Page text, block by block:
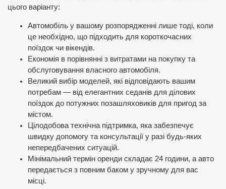
цього варіанту:
Автомобіль у вашому розпорядженні лише тоді, коли
це необхідно, що підходить для короткочасних
поїздок чи вікендів.
Економія в порівнянні з витратами на покупку та
обслуговування власного автомобіля.
Великий вибір моделей, які відповідають вашим
потребам — від елегантних седанів для ділових
поїздок до потужних позашляховиків для пригод за
містом.
Цілодобова технічна підтримка, яка забезпечує
швидку допомогу та консультації у разі будь-яких
непередбачених ситуацій.
Мінімальний термін оренди складає 24 години, а авто
передається з повним баком у зручному для вас
місці.